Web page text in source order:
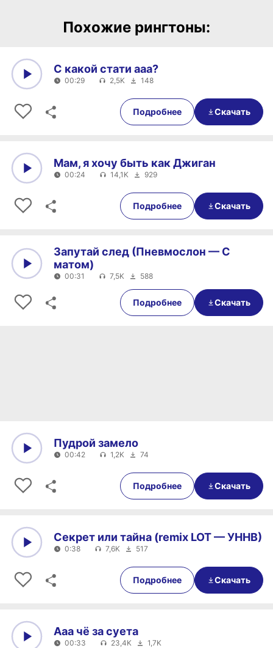
Похожие рингтоны:
00:29
С какой стати ааа?
00:29 2,5K 148
Подробнее Скачать
00:24
Мам, я хочу быть как Джиган
00:24 14,1K 929
Подробнее Скачать
00:31
Запутай след (Пневмослон — С
матом)
00:31 7,5K 588
Подробнее Скачать
00:42
Пудрой замело
00:42 1,2K 74
Подробнее Скачать
0:38
Секрет или тайна (remix LOT — УННВ)
0:38 7,6K 517
Подробнее Скачать
Ааа чё за суета
00:33 23,4K 1,7K